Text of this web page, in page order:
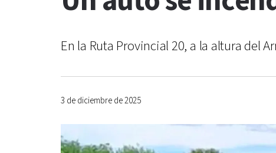
En la Ruta Provincial 20, a la altura del
3 de diciembre de 2025